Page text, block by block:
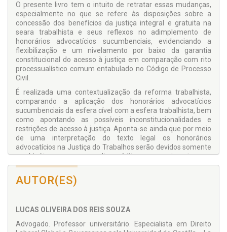
O presente livro tem o intuito de retratar essas mudanças,
espe­cialmente no que se refere às disposições sobre a
concessão dos benefícios da justiça integral e gratuita na
seara trabalhista e seus reflexos no adimplemento de
honorários advocatícios sucumbenciais, evidenciando a
flexibilização e um nivelamento por baixo da garantia
constitucional do acesso à justiça em com­paração com rito
processualístico comum entabulado no Código de Processo
Civil.
É realizada uma contextualização da reforma trabalhista,
com­parando a aplicação dos honorários advocatícios
sucumbenciais da esfera cível com a esfera trabalhista, bem
como apontando as possíveis inconstitucionalidades e
restrições de acesso à justiça. Aponta-se ainda que por meio
de uma interpretação do texto legal os honorários
advocatícios na Justiça do Trabalhos serão devidos somente
nas hipóteses em que resultar crédito para a parte autora, ou
seja, nos casos em que houver condenação, com incidência
sobre o valor liquidado da sentença ou o proveito econômico
obtido, e em caso de improcedência nada será devido, já que
Trata-se das nuances do acesso e gratuidade da justiça e
honorários advocatícios sucumbenciais à luz do art. 5º,
AUTOR(ES)
LUCAS OLIVEIRA DOS REIS SOUZA
Advogado. Professor universitário. Especialista em Direito